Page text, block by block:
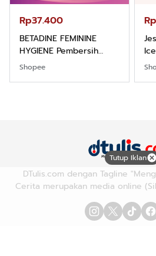
Rp37.400
BETADINE FEMININE
HYGIENE Pembersih
Kewanitaan 60ml
Shopee
Tutup Iklan
DTulis.com dengan Tagline
Cerita merupakan media online